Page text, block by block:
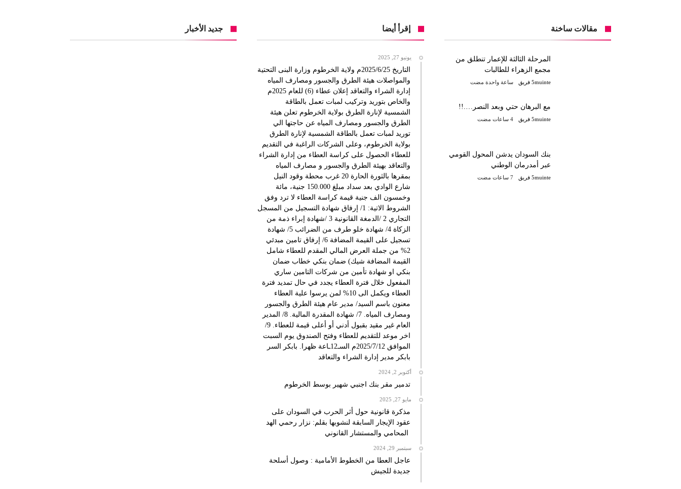
مقالات ساخنة
المرحلة الثالثة للإعمار تنطلق من
مجمع الزهراء للطالبات
5muinte فريق ‫‫‫‏‫ساعة واحدة مضت‬
مع البرهان حتي وبعد النصر….!!
5muinte فريق
بنك السودان يدشن المحول القومي
عبر أمدرمان الوطني
5muinte فريق
إقرأ أيضا
يونيو 27, 2025
التاريخ 2025/6/25م ولاية الخرطوم وزارة البنى التحتية
والمواصلات هيئة الطرق والجسور ومصارف المياه
إدارة الشراء والتعاقد إعلان عطاء (6) للعام 2025م
والخاص بتوريد وتركيب لمبات تعمل بالطاقة
الشمسية لإنارة الطرق بولاية الخرطوم تعلن هيئة
الطرق والجسور ومصارف المياه عن حاجتها الي
توريد لمبات تعمل بالطاقة الشمسية لإنارة الطرق
بولاية الخرطوم، وعلى الشركات الراغبة في التقديم
للعطاء الحصول على كراسة العطاء من إدارة الشراء
والتعاقد بهيئة الطرق والجسور و مصارف المياه
بمقرها بالثورة الحارة 20 غرب محطة وقود النيل
شارع الوادي بعد سداد مبلغ 150.000 جنية، مائة
وخمسون الف جنية قيمة كراسة العطاء لا ترد وفق
الشروط الاتية: 1/ إرفاق شهادة التسجيل من المسجل
التجاري 2 /الدمغة القانونية 3 /شهادة إبراء ذمة من
الزكاة 4/ شهادة خلو طرف من الضرائب 5/ شهادة
تسجيل على القيمة المضافة 6/ إرفاق تامين مبدئي
2% من جملة العرض المالي المقدم للعطاء شامل
القيمة المضافة شيك) ضمان بنكي خطاب ضمان
بنكي او شهادة تأمين من شركات التامين ساري
المفعول خلال فترة العطاء يجدد في حال تمديد فترة
العطاء ويكمل الى 10% لمن يرسوا علية العطاء
معنون باسم السيد/ مدير عام هيئة الطرق والجسور
ومصارف المياه. 7/ شهادة المقدرة المالية. 8/ المدير
العام غير مقيد بقبول أدني أو أعلى قيمة للعطاء. 9/
اخر موعد للتقديم للعطاء وفتح الصندوق يوم السبت
الموافق 2025/7/12م السـ12ـاعة ظهرا. بابكر السر
بابكر مدير إدارة الشراء والتعاقد
أكتوبر 2, 2024
تدمير مقر بنك اجنبي شهير بوسط الخرطوم
مايو 27, 2025
مذكرة قانونية حول أثر الحرب في السودان على
عقود الإيجار السابقة لنشوبها بقلم: نزار رحمي الهد
المحامي والمستشار القانوني
سبتمبر 29, 2024
عاجل العطا من الخطوط الأمامية : وصول أسلحة
جديدة للجيش
جديد الأخبار